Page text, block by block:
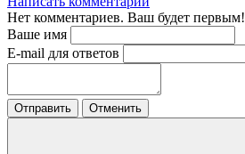
Нет комментариев. Ваш будет первым!
Ваше имя
E-mail для ответов
Отправить Отменить